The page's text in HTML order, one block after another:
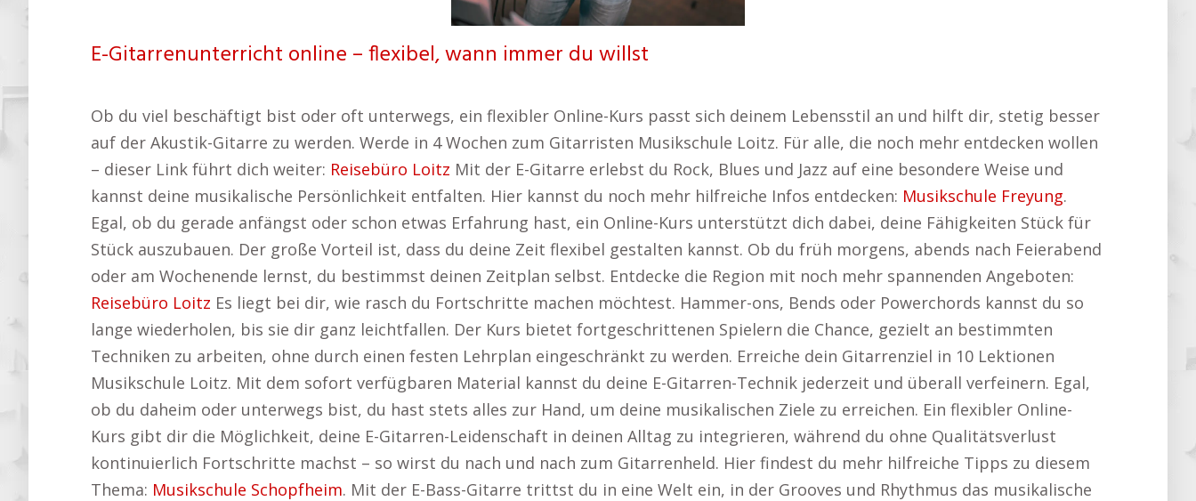
E-Gitarrenunterricht online – flexibel, wann immer du willst
Ob du viel beschäftigt bist oder oft unterwegs, ein flexibler Online-Kurs passt sich deinem Lebensstil an und hilft dir, stetig besser
auf der Akustik-Gitarre zu werden. Werde in 4 Wochen zum Gitarristen Musikschule Loitz. Für alle, die noch mehr entdecken wollen
– dieser Link führt dich weiter: Reisebüro Loitz Mit der E-Gitarre erlebst du Rock, Blues und Jazz auf eine besondere Weise und
kannst deine musikalische Persönlichkeit entfalten. Hier kannst du noch mehr hilfreiche Infos entdecken: Musikschule Freyung.
Egal, ob du gerade anfängst oder schon etwas Erfahrung hast, ein Online-Kurs unterstützt dich dabei, deine Fähigkeiten Stück für
Stück auszubauen. Der große Vorteil ist, dass du deine Zeit flexibel gestalten kannst. Ob du früh morgens, abends nach Feierabend
oder am Wochenende lernst, du bestimmst deinen Zeitplan selbst. Entdecke die Region mit noch mehr spannenden Angeboten:
Reisebüro Loitz Es liegt bei dir, wie rasch du Fortschritte machen möchtest. Hammer-ons, Bends oder Powerchords kannst du so
lange wiederholen, bis sie dir ganz leichtfallen. Der Kurs bietet fortgeschrittenen Spielern die Chance, gezielt an bestimmten
Techniken zu arbeiten, ohne durch einen festen Lehrplan eingeschränkt zu werden. Erreiche dein Gitarrenziel in 10 Lektionen
Musikschule Loitz. Mit dem sofort verfügbaren Material kannst du deine E-Gitarren-Technik jederzeit und überall verfeinern. Egal,
ob du daheim oder unterwegs bist, du hast stets alles zur Hand, um deine musikalischen Ziele zu erreichen. Ein flexibler Online-
Kurs gibt dir die Möglichkeit, deine E-Gitarren-Leidenschaft in deinen Alltag zu integrieren, während du ohne Qualitätsverlust
kontinuierlich Fortschritte machst – so wirst du nach und nach zum Gitarrenheld. Hier findest du mehr hilfreiche Tipps zu diesem
Thema: Musikschule Schopfheim. Mit der E-Bass-Gitarre trittst du in eine Welt ein, in der Grooves und Rhythmus das musikalische